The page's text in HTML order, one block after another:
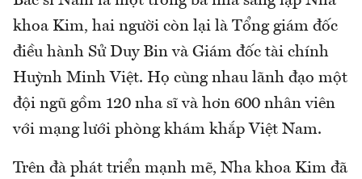
khoa Kim, hai người còn lại là Tổng giám đốc
điều hành Sử Duy Bin và Giám đốc tài chính
Huỳnh Minh Việt. Họ cùng nhau lãnh đạo một
đội ngũ gồm 120 nha sĩ và hơn 600 nhân viên
với mạng lưới phòng khám khắp Việt Nam.
Trên đà phát triển mạnh mẽ, Nha khoa Kim đã